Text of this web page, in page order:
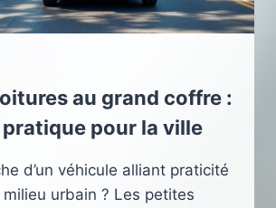
au grand coffre :
pour la ville
d’un véhicule alliant praticité
urbain ? Les petites